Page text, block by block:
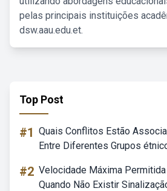
pelas principais instituições
dsw.aau.edu.et.
Top Post
#1 Quais Conflitos Estão
Entre Diferentes Grupos
#2 Velocidade Máxima
Quando Não Existir